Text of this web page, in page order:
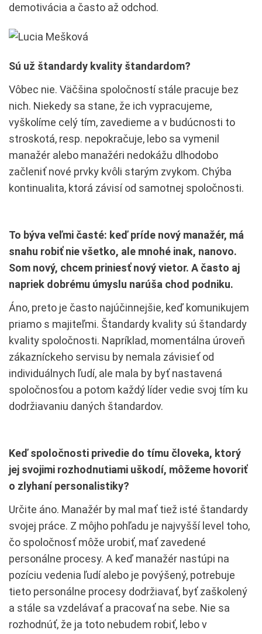
demotivácia a často až odchod.
Sú už štandardy kvality štandardom?
Vôbec nie. Väčšina spoločností stále pracuje bez
nich. Niekedy sa stane, že ich vypracujeme,
vyškolíme celý tím, zavedieme a v budúcnosti to
stroskotá, resp. nepokračuje, lebo sa vymenil
manažér alebo manažéri nedokážu dlhodobo
začleniť nové prvky kvôli starým zvykom. Chýba
kontinualita, ktorá závisí od samotnej spoločnosti.
To býva veľmi časté: keď príde nový manažér, má
snahu robiť nie všetko, ale mnohé inak, nanovo.
Som nový, chcem priniesť nový vietor. A často aj
napriek dobrému úmyslu narúša chod podniku.
Áno, preto je často najúčinnejšie, keď komunikujem
priamo s majiteľmi. Štandardy kvality sú štandardy
kvality spoločnosti. Napríklad, momentálna úroveň
zákazníckeho servisu by nemala závisieť od
individuálnych ľudí, ale mala by byť nastavená
spoločnosťou a potom každý líder vedie svoj tím ku
dodržiavaniu daných štandardov.
Keď spoločnosti privedie do tímu človeka, ktorý
jej svojimi rozhodnutiami uškodí, môžeme hovoriť
o zlyhaní personalistiky?
Určite áno. Manažér by mal mať tiež isté štandardy
svojej práce. Z môjho pohľadu je najvyšší level toho,
čo spoločnosť môže urobiť, mať zavedené
personálne procesy. A keď manažér nastúpi na
pozíciu vedenia ľudí alebo je povýšený, potrebuje
tieto personálne procesy dodržiavať, byť zaškolený
a stále sa vzdelávať a pracovať na sebe. Nie sa
rozhodnúť, že ja toto nebudem robiť, lebo v